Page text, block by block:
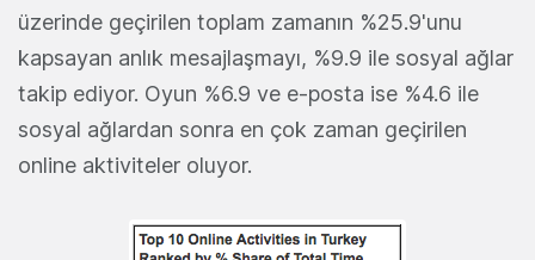
üzerinde geçirilen toplam zamanın %25.9'unu
kapsayan anlık mesajlaşmayı, %9.9 ile sosyal ağlar
takip ediyor. Oyun %6.9 ve e-posta ise %4.6 ile
sosyal ağlardan sonra en çok zaman geçirilen
online aktiviteler oluyor.